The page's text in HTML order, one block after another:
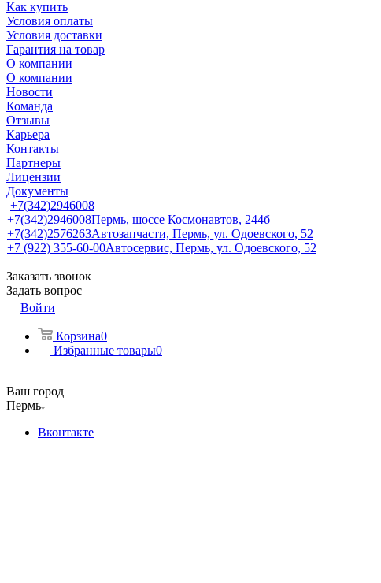
Как купить
Условия оплаты
Условия доставки
Гарантия на товар
О компании
О компании
Новости
Команда
Отзывы
Карьера
Контакты
Партнеры
Лицензии
Документы
+7(342)2946008
+7(342)2946008Пермь, шоссе Космонавтов, 244б
+7(342)2576263Автозапчасти, Пермь, ул. Одоевского, 52
+7 (922) 355-60-00Автосервис, Пермь, ул. Одоевского, 52
Заказать звонок
Задать вопрос
Войти
Корзина0
Избранные товары0
Ваш город
Пермь
Вконтакте